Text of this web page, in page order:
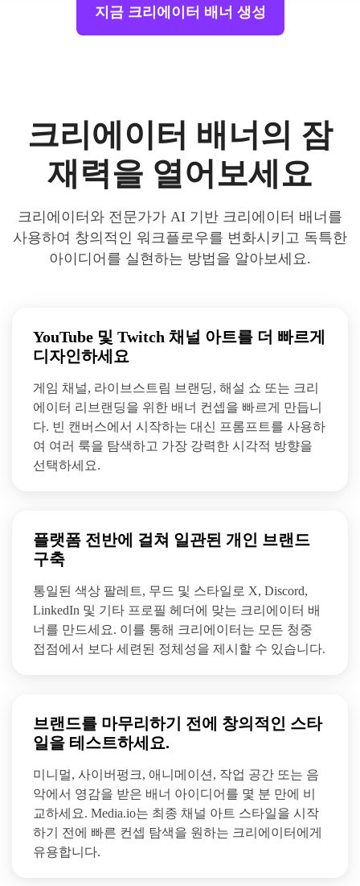
지금 크리에이터 배너 생성
크리에이터 배너의 잠
재력을 열어보세요
크리에이터와 전문가가 AI 기반 크리에이터 배너를
사용하여 창의적인 워크플로우를 변화시키고 독특한
아이디어를 실현하는 방법을 알아보세요.
YouTube 및 Twitch 채널 아트를 더 빠르게
디자인하세요
게임 채널, 라이브스트림 브랜딩, 해설 쇼 또는 크리
에이터 리브랜딩을 위한 배너 컨셉을 빠르게 만듭니
다. 빈 캔버스에서 시작하는 대신 프롬프트를 사용하
여 여러 룩을 탐색하고 가장 강력한 시각적 방향을
선택하세요.
플랫폼 전반에 걸쳐 일관된 개인 브랜드
구축
통일된 색상 팔레트, 무드 및 스타일로 X, Discord,
LinkedIn 및 기타 프로필 헤더에 맞는 크리에이터 배
너를 만드세요. 이를 통해 크리에이터는 모든 청중
접점에서 보다 세련된 정체성을 제시할 수 있습니다.
브랜드를 마무리하기 전에 창의적인 스타
일을 테스트하세요.
미니멀, 사이버펑크, 애니메이션, 작업 공간 또는 음
악에서 영감을 받은 배너 아이디어를 몇 분 만에 비
교하세요. Media.io는 최종 채널 아트 스타일을 시작
하기 전에 빠른 컨셉 탐색을 원하는 크리에이터에게
유용합니다.